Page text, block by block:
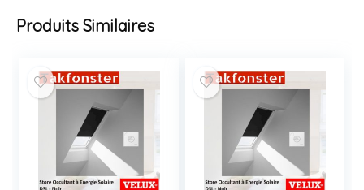
Produits Similaires